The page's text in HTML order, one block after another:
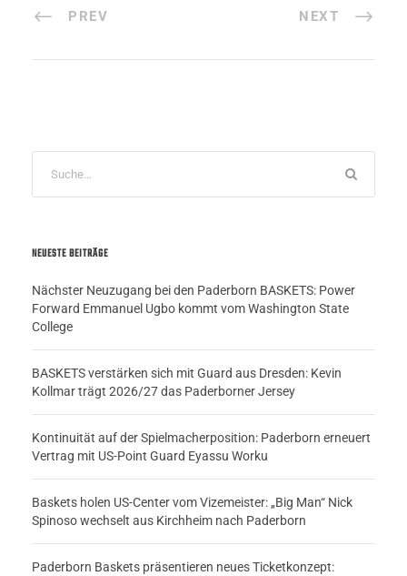
PREV NEXT
NEUESTE BEITRÄGE
Nächster Neuzugang bei den Paderborn BASKETS: Power
Forward Emmanuel Ugbo kommt vom Washington State
College
BASKETS verstärken sich mit Guard aus Dresden: Kevin
Kollmar trägt 2026/27 das Paderborner Jersey
Kontinuität auf der Spielmacherposition: Paderborn erneuert
Vertrag mit US-Point Guard Eyassu Worku
Baskets holen US-Center vom Vizemeister: „Big Man“ Nick
Spinoso wechselt aus Kirchheim nach Paderborn
Paderborn Baskets präsentieren neues Ticketkonzept: